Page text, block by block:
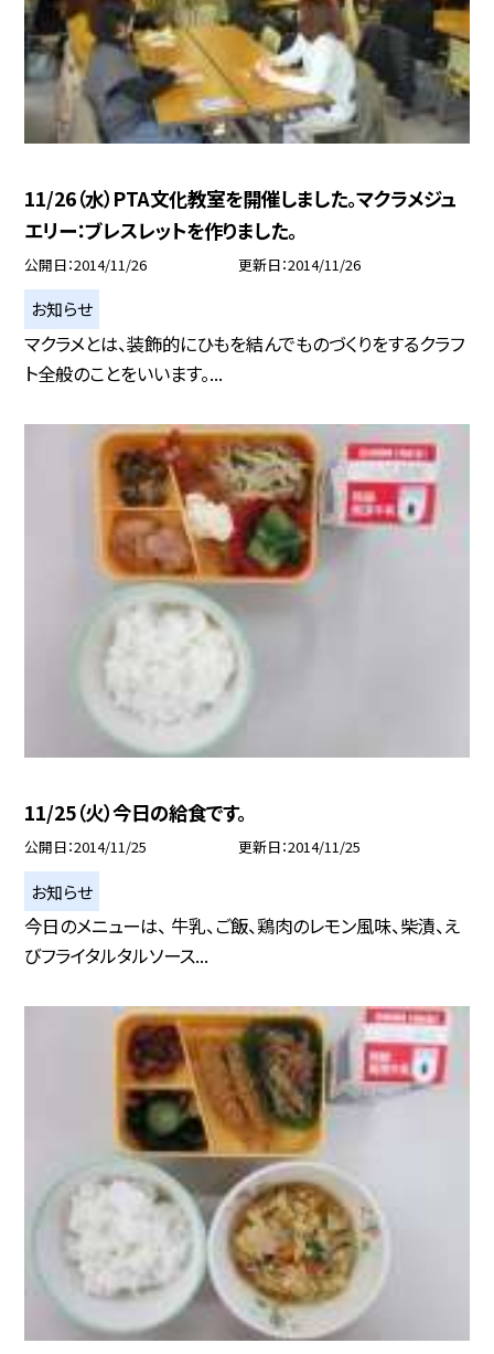
11/26（水）PTA文化教室を開催しました。マクラメジュ
エリー：ブレスレットを作りました。
公開日 2014/11/26 更新日 2014/11/26
お知らせ
マクラメとは、装飾的にひもを結んでものづくりをするクラフ
ト全般のことをいいます。...
11/25（火）今日の給食です。
公開日 2014/11/25 更新日 2014/11/25
お知らせ
今日のメニューは、 牛乳、ご飯、鶏肉のレモン風味、柴漬、え
びフライタルタルソース...